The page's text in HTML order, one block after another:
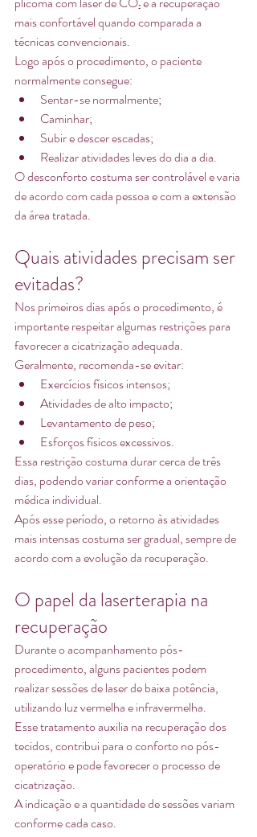
mais confortável quando comparada a
técnicas convencionais.
Logo após o procedimento, o paciente
normalmente consegue:
Sentar-se normalmente;
Caminhar;
Subir e descer escadas;
Realizar atividades leves do dia a dia.
O desconforto costuma ser controlável e varia
de acordo com cada pessoa e com a extensão
da área tratada.
Quais atividades precisam ser
evitadas?
Nos primeiros dias após o procedimento, é
importante respeitar algumas restrições para
favorecer a cicatrização adequada.
Geralmente, recomenda-se evitar:
Exercícios físicos intensos;
Atividades de alto impacto;
Levantamento de peso;
Esforços físicos excessivos.
Essa restrição costuma durar cerca de três
dias, podendo variar conforme a orientação
médica individual.
Após esse período, o retorno às atividades
mais intensas costuma ser gradual, sempre de
acordo com a evolução da recuperação.
O papel da laserterapia na
recuperação
Durante o acompanhamento pós-
procedimento, alguns pacientes podem
realizar sessões de laser de baixa potência,
utilizando luz vermelha e infravermelha.
Esse tratamento auxilia na recuperação dos
tecidos, contribui para o conforto no pós-
operatório e pode favorecer o processo de
cicatrização.
A indicação e a quantidade de sessões variam
conforme cada caso.